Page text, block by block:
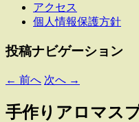
アクセス
個人情報保護方針
投稿ナビゲーション
← 前へ 次へ →
手作りアロマス